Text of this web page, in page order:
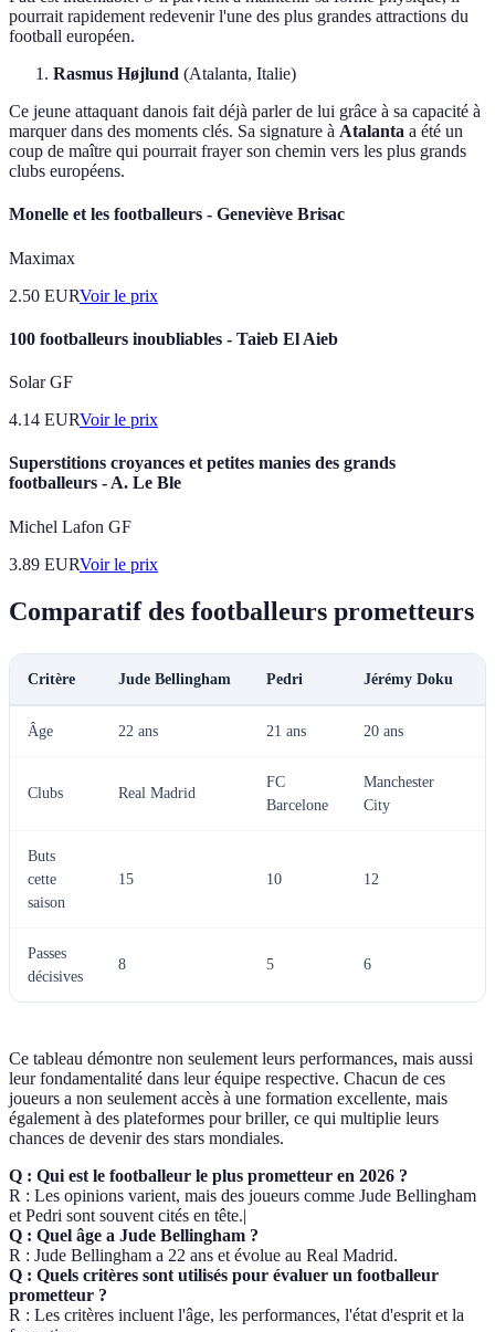
pourrait rapidement redevenir l'une des plus grandes attractions du
football européen.
Rasmus Højlund (Atalanta, Italie)
Ce jeune attaquant danois fait déjà parler de lui grâce à sa capacité à
marquer dans des moments clés. Sa signature à Atalanta a été un
coup de maître qui pourrait frayer son chemin vers les plus grands
clubs européens.
Monelle et les footballeurs - Geneviève Brisac
Maximax
2.50 EURVoir le prix
100 footballeurs inoubliables - Taieb El Aieb
Solar GF
4.14 EURVoir le prix
Superstitions croyances et petites manies des grands
footballeurs - A. Le Ble
Michel Lafon GF
3.89 EURVoir le prix
Comparatif des footballeurs prometteurs
Critère Jude Bellingham Pedri Jérémy Doku
Âge 22 ans 21 ans 20 ans
Clubs Real Madrid
FC
Barcelone
Manchester
City
Buts
cette
saison
15 10 12
Passes
décisives
8 5 6
Ce tableau démontre non seulement leurs performances, mais aussi
leur fondamentalité dans leur équipe respective. Chacun de ces
joueurs a non seulement accès à une formation excellente, mais
également à des plateformes pour briller, ce qui multiplie leurs
chances de devenir des stars mondiales.
Q : Qui est le footballeur le plus prometteur en 2026 ?
R : Les opinions varient, mais des joueurs comme Jude Bellingham
et Pedri sont souvent cités en tête.|
Q : Quel âge a Jude Bellingham ?
R : Jude Bellingham a 22 ans et évolue au Real Madrid.
Q : Quels critères sont utilisés pour évaluer un footballeur
prometteur ?
R : Les critères incluent l'âge, les performances, l'état d'esprit et la